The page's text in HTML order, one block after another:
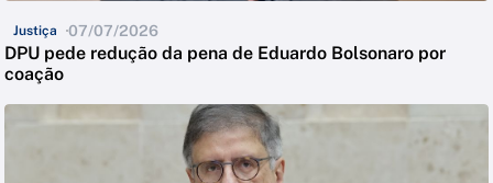
Justiça 07/07/2026
DPU pede redução da pena de Eduardo Bolsonaro por
coação